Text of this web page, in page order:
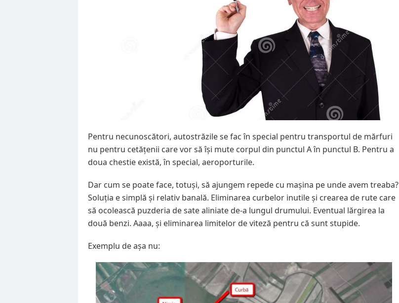
Pentru necunoscători, autostrăzile se fac în special pentru transportul de mărfuri
nu pentru cetățenii care vor să își mute corpul din punctul A în punctul B. Pentru a
doua chestie există, în special, aeroporturile.
Dar cum se poate face, totuși, să ajungem repede cu mașina pe unde avem treaba?
Soluția e simplă și relativ banală. Eliminarea curbelor inutile și crearea de rute care
să ocolească puzderia de sate aliniate de-a lungul drumului. Eventual lărgirea la
două benzi. Aaaa, și eliminarea limitelor de viteză pentru că sunt stupide.
Exemplu de așa nu: